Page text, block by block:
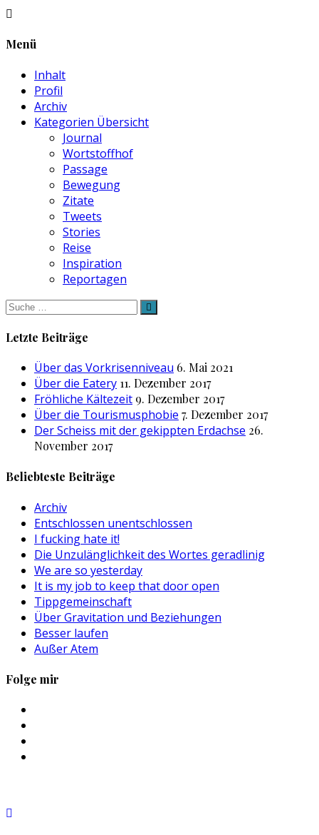
Menü
Inhalt
Profil
Archiv
Kategorien Übersicht
Journal
Wortstoffhof
Passage
Bewegung
Zitate
Tweets
Stories
Reise
Inspiration
Reportagen
Suche
nach:
Letzte Beiträge
Über das Vorkrisenniveau 6. Mai 2021
Über die Eatery 11. Dezember 2017
Fröhliche Kältezeit 9. Dezember 2017
Über die Tourismusphobie 7. Dezember 2017
Der Scheiss mit der gekippten Erdachse 26.
November 2017
Beliebteste Beiträge
Archiv
Entschlossen unentschlossen
I fucking hate it!
Die Unzulänglichkeit des Wortes geradlinig
We are so yesterday
It is my job to keep that door open
Tippgemeinschaft
Über Gravitation und Beziehungen
Besser laufen
Außer Atem
Folge mir